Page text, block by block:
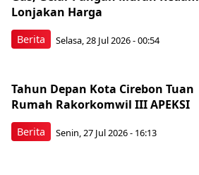
Berita
Lonjakan Harga
Selasa, 28 Jul 2026 - 00:54
Berita
Tahun Depan Kota Cirebon Tuan
Rumah Rakorkomwil III APEKSI
Senin, 27 Jul 2026 - 16:13